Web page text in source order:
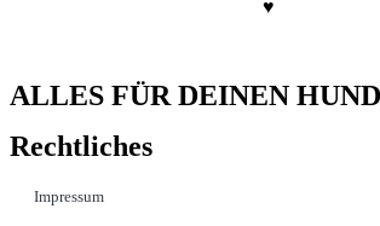
♥
ALLES FÜR DEINEN HUND
Rechtliches
Impressum